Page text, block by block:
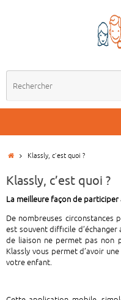
AccueilKlassly, c’est quoi ?
Klassly, c’est quoi ?
La meilleure façon de
De nombreuses circonstances
est souvent difficile d’échanger
de liaison ne permet pas non
Klassly vous permet d’avoir
votre enfant.